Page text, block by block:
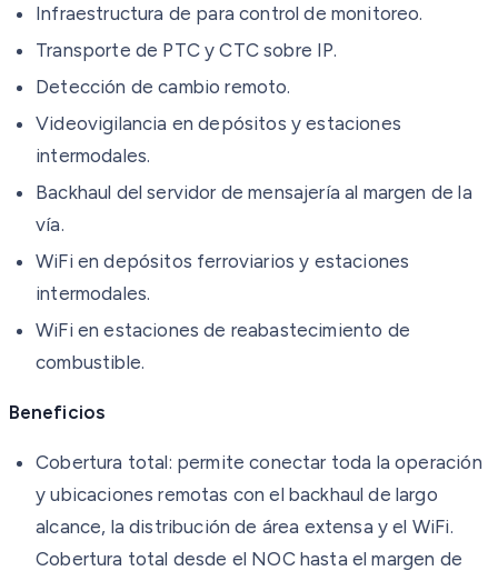
Infraestructura de para control de monitoreo.
Transporte de PTC y CTC sobre IP.
Detección de cambio remoto.
Videovigilancia en depósitos y estaciones
intermodales.
Backhaul del servidor de mensajería al margen de la
vía.
WiFi en depósitos ferroviarios y estaciones
intermodales.
WiFi en estaciones de reabastecimiento de
combustible.
Beneficios
Cobertura total: permite conectar toda la operación
y ubicaciones remotas con el backhaul de largo
alcance, la distribución de área extensa y el WiFi.
Cobertura total desde el NOC hasta el margen de